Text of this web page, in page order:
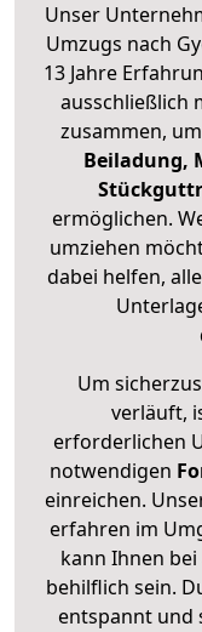
Unser
Umzugs nach
13 Jahre
ausschließlich
zusammen,
Beiladung,
ermöglichen.
umziehen
dabei helfen,
Um
verläuft,
erforderlichen
notwendigen
einreichen.
erfahren im
kann Ihnen
behilflich sein.
entspannt und